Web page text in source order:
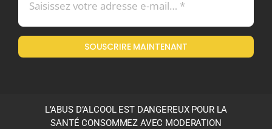
Mentions légales
Politique en matière de remboursements et de retours
SOUSCRIRE MAINTENANT
L’ABUS D’ALCOOL EST DANGEREUX POUR LA
SANTÉ CONSOMMEZ AVEC MODERATION